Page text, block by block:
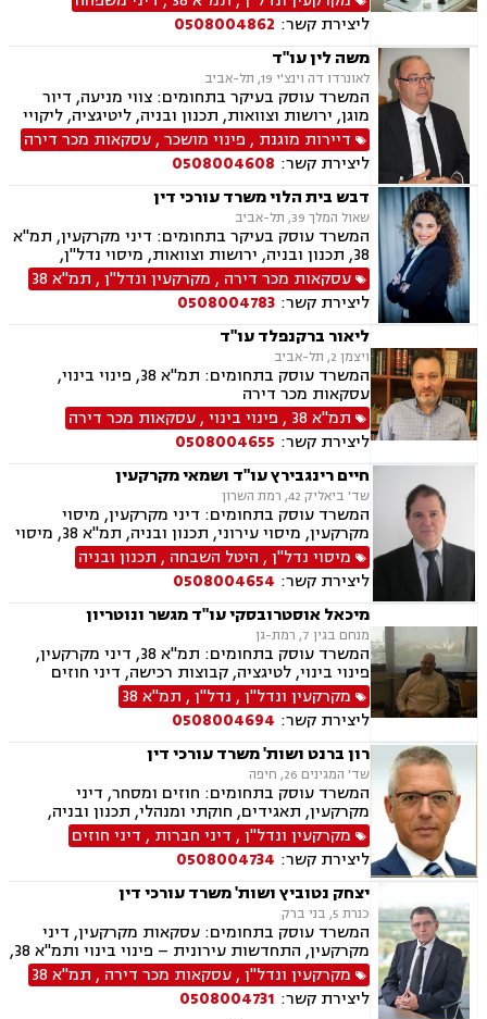
ליטיגציה, גישור במשפחה, ירושות וצוואות, משמורת,
משפט אזרחי , סדר דין אזרחי וראיות, עסקאות מכר
דירה, ערבויות ושטרות , פינוי מושכר, תאונות
עבודה, תביעות יצוגיות, אבהות , אפוטרופסות,
גירושין, גישור ובוררויות, דיני עבודה, חלוקת רכוש.
ליצירת קשר: 0508004862
משה לין עו"ד
לאונרדו דה וינצ'י 19, תל-אביב
המשרד עוסק בעיקר בתחומים: צווי מניעה, דיור
מוגן, ירושות וצוואות, תכנון ובניה, ליטיגציה, ליקויי
בנייה, מושבים וקיבוצים, עסקאות מכר דירה, פינוי
בינוי, קבוצות רכישה, תמ"א 38, דיירות מוגנת, איכות
הסביבה, אפוטרופסות, היטל השבחה, פינוי מושכר,
צווי הריסה, רישוי עסקים, תביעות ירידת ערך, ייפוי
כוח מתמשך, תביעות לפיצוי לפי חוק המטרו
דיירות מוגנת , פינוי מושכר,עסקאות מכר דירה
ליצירת קשר: 0508004608
דבש בית הלוי משרד עורכי דין
שאול המלך 39, תל-אביב
המשרד עוסק בעיקר בתחומים: דיני מקרקעין, תמ"א
38, תכנון ובניה, ירושות וצוואות, מיסוי נדל"ן,
עסקאות מכר דירה, פינוי בינוי, קבוצות רכישה,
רשויות מקומיות.
עסקאות מכר דירה , מקרקעין ונדל"ן, תמ"א 38
ליצירת קשר: 0508004783
ליאור ברקנפלד עו"ד
ויצמן 2, תל-אביב
המשרד עוסק בתחומים: תמ"א 38, פינוי בינוי,
עסקאות מכר דירה
תמ"א 38
, פינוי בינוי,עסקאות מכר דירה
ליצירת קשר: 0508004655
חיים רינגבירץ עו"ד ושמאי מקרקעין
שד' ביאליק 42, רמת השרון
המשרד עוסק בתחומים: דיני מקרקעין, מיסוי
מקרקעין, מיסוי עירוני, תכנון ובניה, תמ"א 38, מיסוי
נדל"ן, נדל"ן.
מיסוי נדל"ן, היטל השבחה , תכנון ובניה
ליצירת קשר: 0508004654
מיכאל אוסטרובסקי עו"ד מגשר ונוטריון
מנחם בגין 7, רמת-גן
המשרד עוסק בתחומים: תמ"א 38, דיני מקרקעין,
פינוי בינוי, לטיגציה, קבוצות רכישה, דיני חוזים
ומסחר, גישור, נוטריון
מקרקעין ונדל"ן, נדל"ן, תמ"א 38
ליצירת קשר: 0508004694
רון ברנט ושות' משרד עורכי דין
שד' המגינים 26, חיפה
המשרד עוסק בתחומים: חוזים ומסחר, דיני
מקרקעין, תאגידים, חוקתי ומנהלי, תכנון ובניה,
תמ"א 38, מיסוי עירוני.מקרקעין ונדל"ן, דיני חברות , דיני חוזים
ליצירת קשר: 0508004734
יצחק נטוביץ ושות' משרד עורכי דין
כנרת 5, בני ברק
המשרד עוסק בתחומים: עסקאות מקרקעין, דיני
מקרקעין, התחדשות עירונית – פינוי בינוי ותמ"א 38,
מיסוי מקרקעין, קבוצות רכישה, תכנון ובניה
מקרקעין ונדל"ן,עסקאות מכר דירה , תמ"א 38
ליצירת קשר: 0508004731